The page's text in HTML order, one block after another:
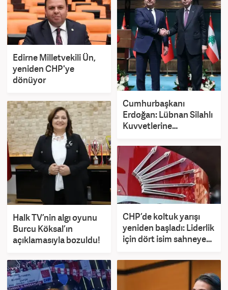
Edirne Milletvekili Ün,
yeniden CHP'ye
dönüyor
Cumhurbaşkanı
Erdoğan: Lübnan Silahlı
Kuvvetlerine
Halk TV’nin algı oyunu
Burcu Köksal’ın
açıklamasıyla bozuldu!
CHP’de koltuk yarışı
yeniden başladı: Liderlik
için dört isim sahneye